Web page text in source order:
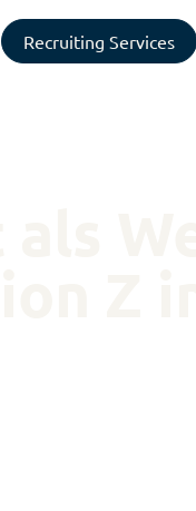
Recruiting Services